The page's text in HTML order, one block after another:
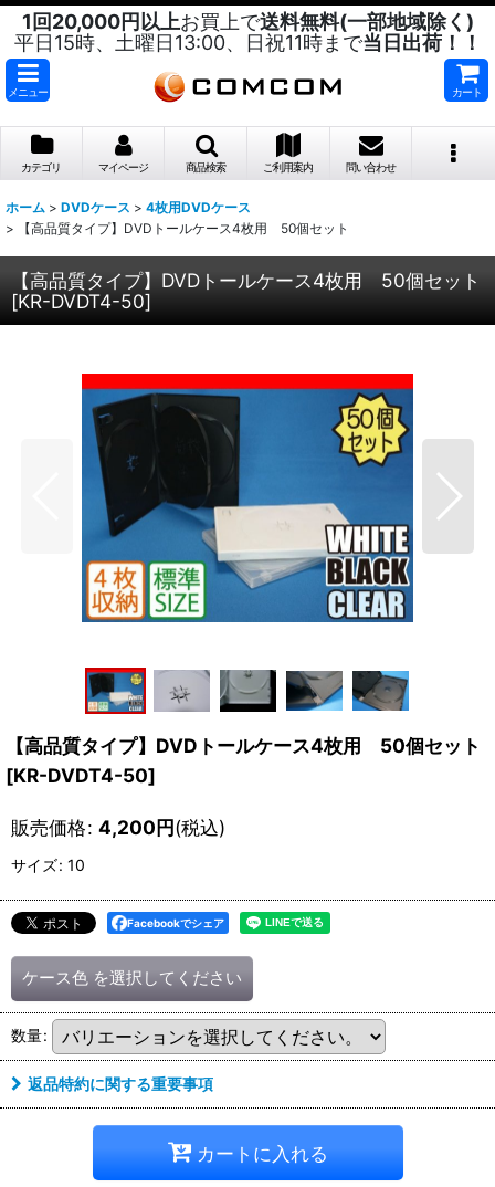
1回20,000円以上お買上で送料無料(一部地域除く)
平日15時、土曜日13:00、日祝11時まで当日出荷！！
メニュー カート
カテゴリ マイページ 商品検索 ご利用案内 問い合わせ
ホーム > DVDケース > 4枚用DVDケース
>
【高品質タイプ】DVDトールケース4枚用 50個セット
【高品質タイプ】DVDトールケース4枚用 50個セット
[KR-DVDT4-50]
【高品質タイプ】DVDトールケース4枚用 50個セット
[KR-DVDT4-50]
販売価格: 4,200円(税込)
サイズ: 10
Facebookでシェア
ケース色 を選択してください
数量:
返品特約に関する重要事項
カートに入れる